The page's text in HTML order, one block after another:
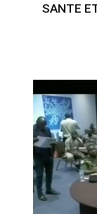
SANTE